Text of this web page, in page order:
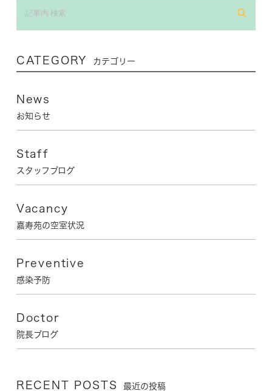
CATEGORY カテゴリー
News
お知らせ
Staff
スタッフブログ
Vacancy
嘉寿苑の空室状況
Preventive
感染予防
Doctor
院長ブログ
RECENT POSTS 最近の投稿